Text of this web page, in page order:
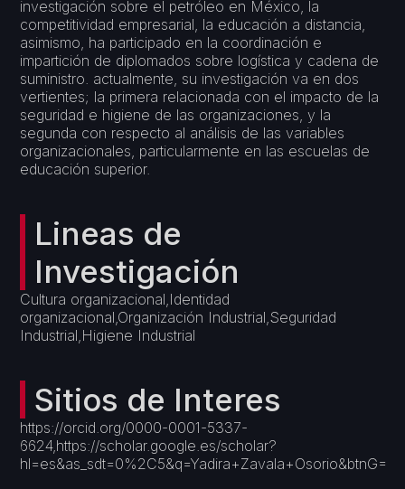
investigación sobre el petróleo en México, la
competitividad empresarial, la educación a distancia,
asimismo, ha participado en la coordinación e
impartición de diplomados sobre logística y cadena de
suministro. actualmente, su investigación va en dos
vertientes; la primera relacionada con el impacto de la
seguridad e higiene de las organizaciones, y la
segunda con respecto al análisis de las variables
organizacionales, particularmente en las escuelas de
educación superior.
Lineas de
Investigación
Cultura organizacional,Identidad
organizacional,Organización Industrial,Seguridad
Industrial,Higiene Industrial
Sitios de Interes
https://orcid.org/0000-0001-5337-
6624,https://scholar.google.es/scholar?
hl=es&as_sdt=0%2C5&q=Yadira+Zavala+Osorio&btnG=